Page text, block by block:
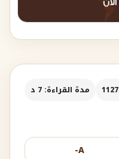
مدة القراءة: 7 د
A-